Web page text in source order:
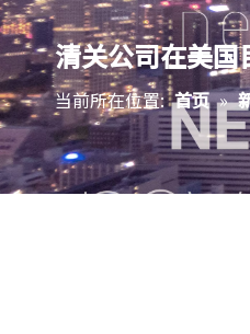
清关公司在美
当前所在位置: 首页 »